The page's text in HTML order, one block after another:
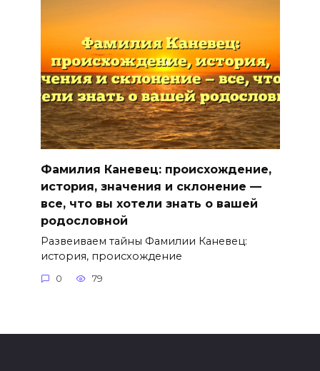
Фамилия Каневец: происхождение,
история, значения и склонение —
все, что вы хотели знать о вашей
родословной
Развеиваем тайны Фамилии Каневец:
история, происхождение
0 79